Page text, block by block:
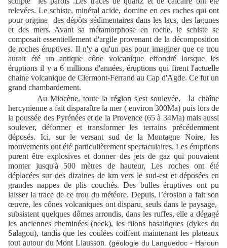
relevées. Le schiste, minéral acide, domine en ces roches qui ont
pour origine
des dépôts sédimentaires dans les lacs, des lagunes
et des mers. Avant sa métamorphose en roche, le schiste se
composait essentiellement d'argile provenant de la décomposition
de roches éruptives. Il n'y a qu'un pas pour imaginer que ce trou
aurait été un antique cône volcanique effondré lorsque les
éruptions il y a 6 millions d'années, éruptions qui firent l'actuelle
chaine volcanique de Clermont-Ferrand au Cap d'Agde. Ce fut un
grand chambardement.
Au Miocène, toute la région s'est soulevée,
lachaîne
hercynienne a fait disparaître la mer ( environ 300Ma) puis lors de
la poussée des Pyrénées et de la Provence (65 à 34Ma) mais aussi
soulever, déformer et transformer les terrains précédemment
déposés. Ici, sur le versant sud de la Montagne Noire, les
mouvements ont été particulièrement spectaculaires. Les éruptions
purent être explosives et donner des jets de gaz qui pouvaient
monter jusqu'à 500 mètres de hauteur,
Les roches ont été
déplacées sur des dizaines de km vers le sud-est et déposées en
grandes nappes de plis couchés. Des bulles éruptives ont pu
laisser la trace de ce trou du météore. Depuis, l’érosion a fait son
œuvre, les cônes volcaniques ont disparu, seuls dans le paysage,
subsistent quelques dômes arrondis, dans les ruffes, elle a dégagé
les anciennes cheminées (neck), les filons basaltiques (dykes du
Salagou), tandis que les coulées coiffent maintenant les plateaux
tout autour du Mont Liausson . (géologie du Languedoc - Haroun